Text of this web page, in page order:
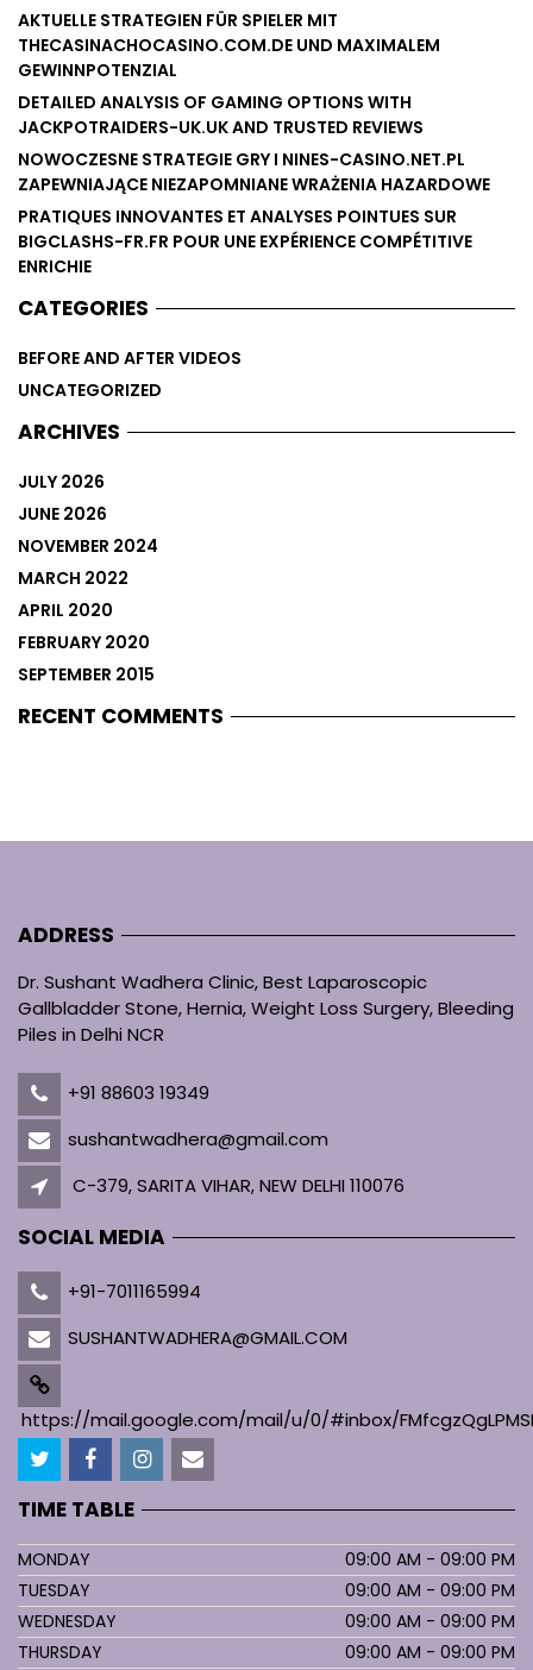
AKTUELLE STRATEGIEN FÜR SPIELER MIT
THECASINACHOCASINO.COM.DE UND MAXIMALEM
GEWINNPOTENZIAL
DETAILED ANALYSIS OF GAMING OPTIONS WITH
JACKPOTRAIDERS-UK.UK AND TRUSTED REVIEWS
NOWOCZESNE STRATEGIE GRY I NINES-CASINO.NET.PL
ZAPEWNIAJĄCE NIEZAPOMNIANE WRAŻENIA HAZARDOWE
PRATIQUES INNOVANTES ET ANALYSES POINTUES SUR
BIGCLASHS-FR.FR POUR UNE EXPÉRIENCE COMPÉTITIVE
ENRICHIE
CATEGORIES
BEFORE AND AFTER VIDEOS
UNCATEGORIZED
ARCHIVES
JULY 2026
JUNE 2026
NOVEMBER 2024
MARCH 2022
APRIL 2020
FEBRUARY 2020
SEPTEMBER 2015
RECENT COMMENTS
ADDRESS
Dr. Sushant Wadhera Clinic, Best Laparoscopic
Gallbladder Stone, Hernia, Weight Loss Surgery, Bleeding
Piles in Delhi NCR
+91 88603 19349
sushantwadhera@gmail.com
C-379, SARITA VIHAR, NEW DELHI 110076
SOCIAL MEDIA
+91-7011165994
SUSHANTWADHERA@GMAIL.COM
https://mail.google.com/mail/u/0/#inbox/
TIME TABLE
MONDAY
09:00 AM - 09:00 PM
TUESDAY
09:00 AM - 09:00 PM
WEDNESDAY
09:00 AM - 09:00 PM
THURSDAY
09:00 AM - 09:00 PM